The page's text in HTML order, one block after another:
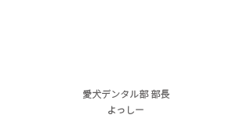
愛犬デンタル部 部長
よっしー